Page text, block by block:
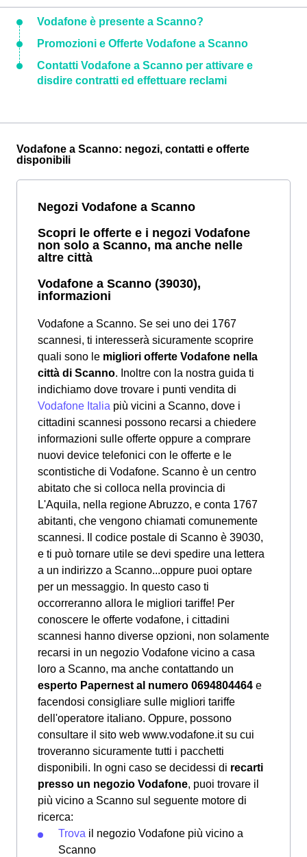
Vodafone è presente a Scanno?
Promozioni e Offerte Vodafone a Scanno
Contatti Vodafone a Scanno per attivare e
disdire contratti ed effettuare reclami
Vodafone a Scanno: negozi, contatti e offerte
disponibili
Negozi Vodafone a Scanno
Scopri le offerte e i negozi Vodafone
non solo a Scanno, ma anche nelle
altre città
Vodafone a Scanno (39030),
informazioni
Vodafone a Scanno. Se sei uno dei 1767
scannesi, ti interesserà sicuramente scoprire
quali sono le migliori offerte Vodafone nella
città di Scanno. Inoltre con la nostra guida ti
indichiamo dove trovare i punti vendita di
Vodafone Italia più vicini a Scanno, dove i
cittadini scannesi possono recarsi a chiedere
informazioni sulle offerte oppure a comprare
nuovi device telefonici con le offerte e le
scontistiche di Vodafone. Scanno è un centro
abitato che si colloca nella provincia di
L'Aquila, nella regione Abruzzo, e conta 1767
abitanti, che vengono chiamati comunemente
scannesi. Il codice postale di Scanno è 39030,
e ti può tornare utile se devi spedire una lettera
a un indirizzo a Scanno...oppure puoi optare
per un messaggio. In questo caso ti
occorreranno allora le migliori tariffe! Per
conoscere le offerte vodafone, i cittadini
scannesi hanno diverse opzioni, non solamente
recarsi in un negozio Vodafone vicino a casa
loro a Scanno, ma anche contattando un
esperto Papernest al numero 0694804464 e
facendosi consigliare sulle migliori tariffe
dell'operatore italiano. Oppure, possono
consultare il sito web www.vodafone.it su cui
troveranno sicuramente tutti i pacchetti
disponibili. In ogni caso se decidessi di recarti
presso un negozio Vodafone, puoi trovare il
più vicino a Scanno sul seguente motore di
ricerca:
Trova il negozio Vodafone più vicino a
Scanno